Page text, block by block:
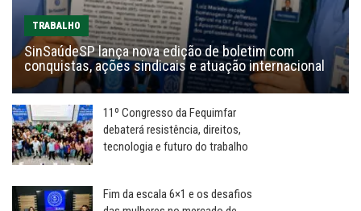
TRABALHO
SinSaúdeSP lança nova edição de boletim com
conquistas, ações sindicais e atuação internacional
11º Congresso da Fequimfar
debaterá resistência, direitos,
tecnologia e futuro do trabalho
Fim da escala 6×1 e os desafios